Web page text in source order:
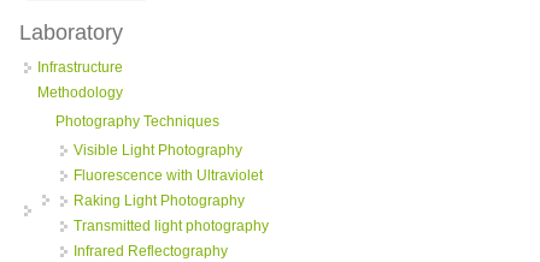
Laboratory
Infrastructure
Methodology
Photography Techniques
Visible Light Photography
Fluorescence with Ultraviolet
Raking Light Photography
Transmitted light photography
Infrared Reflectography